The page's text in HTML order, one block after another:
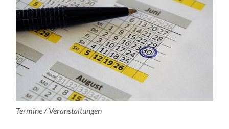
Termine / Veranstaltungen